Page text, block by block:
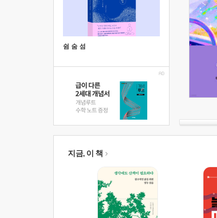
쉼 숨 섬
지금, 이 책